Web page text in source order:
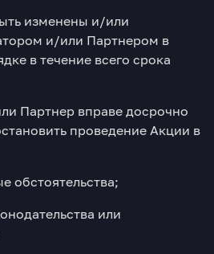
изменены и/или
и/или Партнером в
в течение всего срока
Партнер вправе досрочно
проведение Акции в
обстоятельства;
или